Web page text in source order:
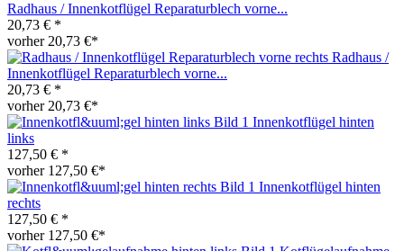
Radhaus / Innenkotflügel Reparaturblech vorne...
20,73 € *
vorher 20,73 €*
Radhaus /
Innenkotflügel Reparaturblech vorne...
20,73 € *
vorher 20,73 €*
Innenkotflügel hinten
links
127,50 € *
vorher 127,50 €*
Innenkotflügel hinten
rechts
127,50 € *
vorher 127,50 €*